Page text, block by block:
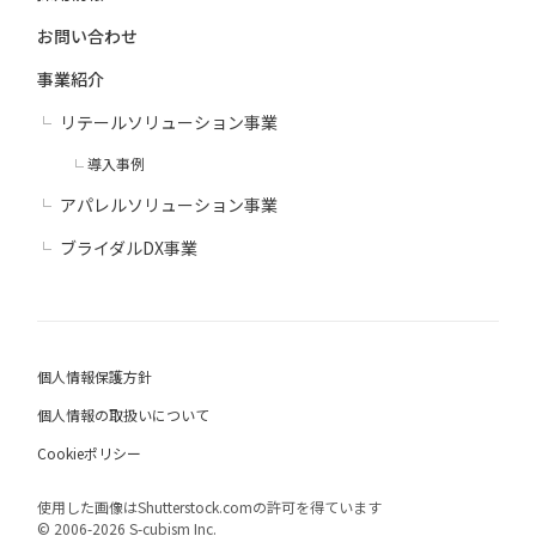
お問い合わせ
事業紹介
リテールソリューション事業
導入事例
アパレルソリューション事業
ブライダルDX事業
個人情報保護方針
個人情報の取扱いについて
Cookieポリシー
使用した画像はShutterstock.comの許可を得ています
© 2006-2026 S-cubism Inc.